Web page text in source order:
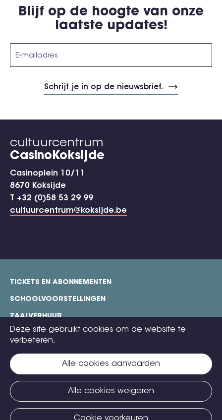
Blijf op de hoogte van onze
laatste updates!
cultuurcentrum
CasinoKoksijde
Casinoplein 10/11
8670 Koksijde
T +32 (0)58 53 29 99
cultuurcentrum@koksijde.be
Deze site gebruikt cookies om de website te
verbeteren.
Alle cookies weigeren
Alle cookies aanvaarden
footer
TICKETS EN ABONNEMENTEN
SCHOOLVOORSTELLINGEN
ZAALVERHUUR
TECHNISCHE FICHES
CONTACT
TICKETS